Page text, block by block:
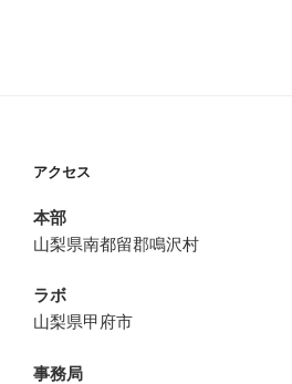
アクセス
本部
山梨県南都留郡鳴沢村
ラボ
山梨県甲府市
事務局